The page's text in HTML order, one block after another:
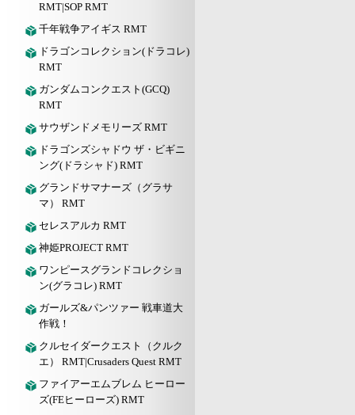
RMT|SOP RMT
千年戦争アイギス RMT
ドラゴンコレクション(ドラコレ)
RMT
ガンダムコンクエスト(GCQ)
RMT
サウザンドメモリーズ RMT
ドラゴンズシャドウ ザ・ビギニ
ング(ドラシャド) RMT
グランドサマナーズ（グラサ
マ） RMT
セレスアルカ RMT
神姫PROJECT RMT
ワンピースグランドコレクショ
ン(グラコレ) RMT
ガールズ&パンツァー 戦車道大
作戦！
クルセイダークエスト（クルク
エ） RMT|Crusaders Quest RMT
ファイアーエムブレム ヒーロー
ズ(FEヒーローズ) RMT